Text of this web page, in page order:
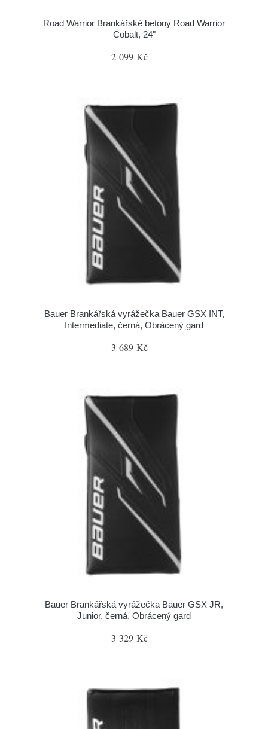
Road Warrior Brankářské betony Road Warrior
Cobalt, 24"
2 099 Kč
Bauer Brankářská vyrážečka Bauer GSX INT,
Intermediate, černá, Obrácený gard
3 689 Kč
Bauer Brankářská vyrážečka Bauer GSX JR,
Junior, černá, Obrácený gard
3 329 Kč